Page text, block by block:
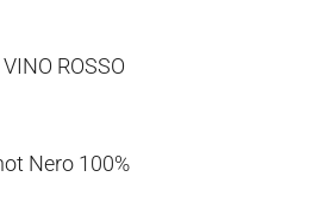
VINO ROSSO
Nero 100%